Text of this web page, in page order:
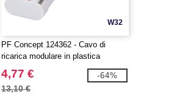
W32
PF Concept 124362 - Cavo di
ricarica modulare in plastica
riciclata Whiz
4,77 €
13,10 €
-64%